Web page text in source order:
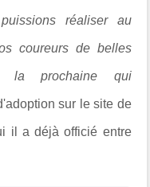
réaliser au
coureurs de belles
la prochaine qui
sur le site de
il a déjà officié entre